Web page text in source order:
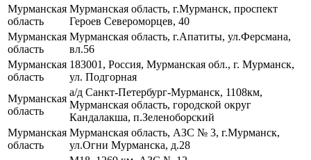
Мурманская
область
Мурманская область, г.Мурманск, проспект
Героев Североморцев, 40
Мурманская
область
Мурманская область, г.Апатиты, ул.Ферсмана,
вл.56
Мурманская
область
183001, Россия, Мурманская обл., г. Мурманск,
ул. Подгорная
Мурманская
область
а/д Санкт-Петербург-Мурманск, 1108км,
Мурманская область, городской округ
Кандалакша, п.Зеленоборский
Мурманская
область
Мурманская область, АЗС № 3, г.Мурманск,
ул.Огни Мурманска, д.28